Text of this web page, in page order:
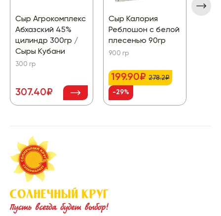
Сыр Агрокомплекс
Абхазский 45%
цилиндр 300гр /
Сыры Кубани
300 гр
307.40₽
Сыр Калория
Реблошон с белой
плесенью 90гр
900 гр
199.90₽ 278.2₽
-29%